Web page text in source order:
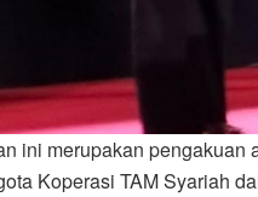
ini merupakan
Koperasi TAM Syariah